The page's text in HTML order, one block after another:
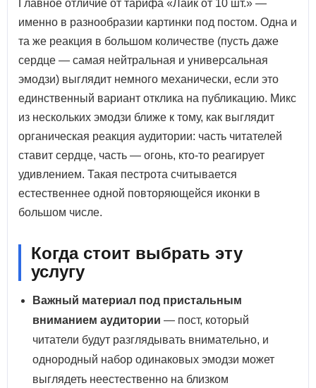
Главное отличие от тарифа «Лайк от 10 шт.» —
именно в разнообразии картинки под постом. Одна и
та же реакция в большом количестве (пусть даже
сердце — самая нейтральная и универсальная
эмодзи) выглядит немного механически, если это
единственный вариант отклика на публикацию. Микс
из нескольких эмодзи ближе к тому, как выглядит
органическая реакция аудитории: часть читателей
ставит сердце, часть — огонь, кто-то реагирует
удивлением. Такая пестрота считывается
естественнее одной повторяющейся иконки в
большом числе.
Когда стоит выбрать эту
услугу
Важный материал под пристальным
вниманием аудитории — пост, который
читатели будут разглядывать внимательно, и
однородный набор одинаковых эмодзи может
выглядеть неестественно на близком